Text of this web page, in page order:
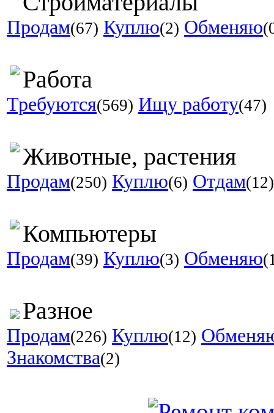
Продам(67) Куплю(2) Обменяю
Работа
Требуются(569) Ищу работу(47)
Животные, растения
Продам(250) Куплю(6) Отдам(12)
Компьютеры
Продам(39) Куплю(3) Обменяю
Разное
Продам(226) Куплю(12)
Знакомства(2)